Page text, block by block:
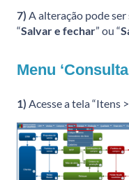
7) A alteração pode
“Salvar e fechar” ou “
Menu
1) Acesse a tela “Itens